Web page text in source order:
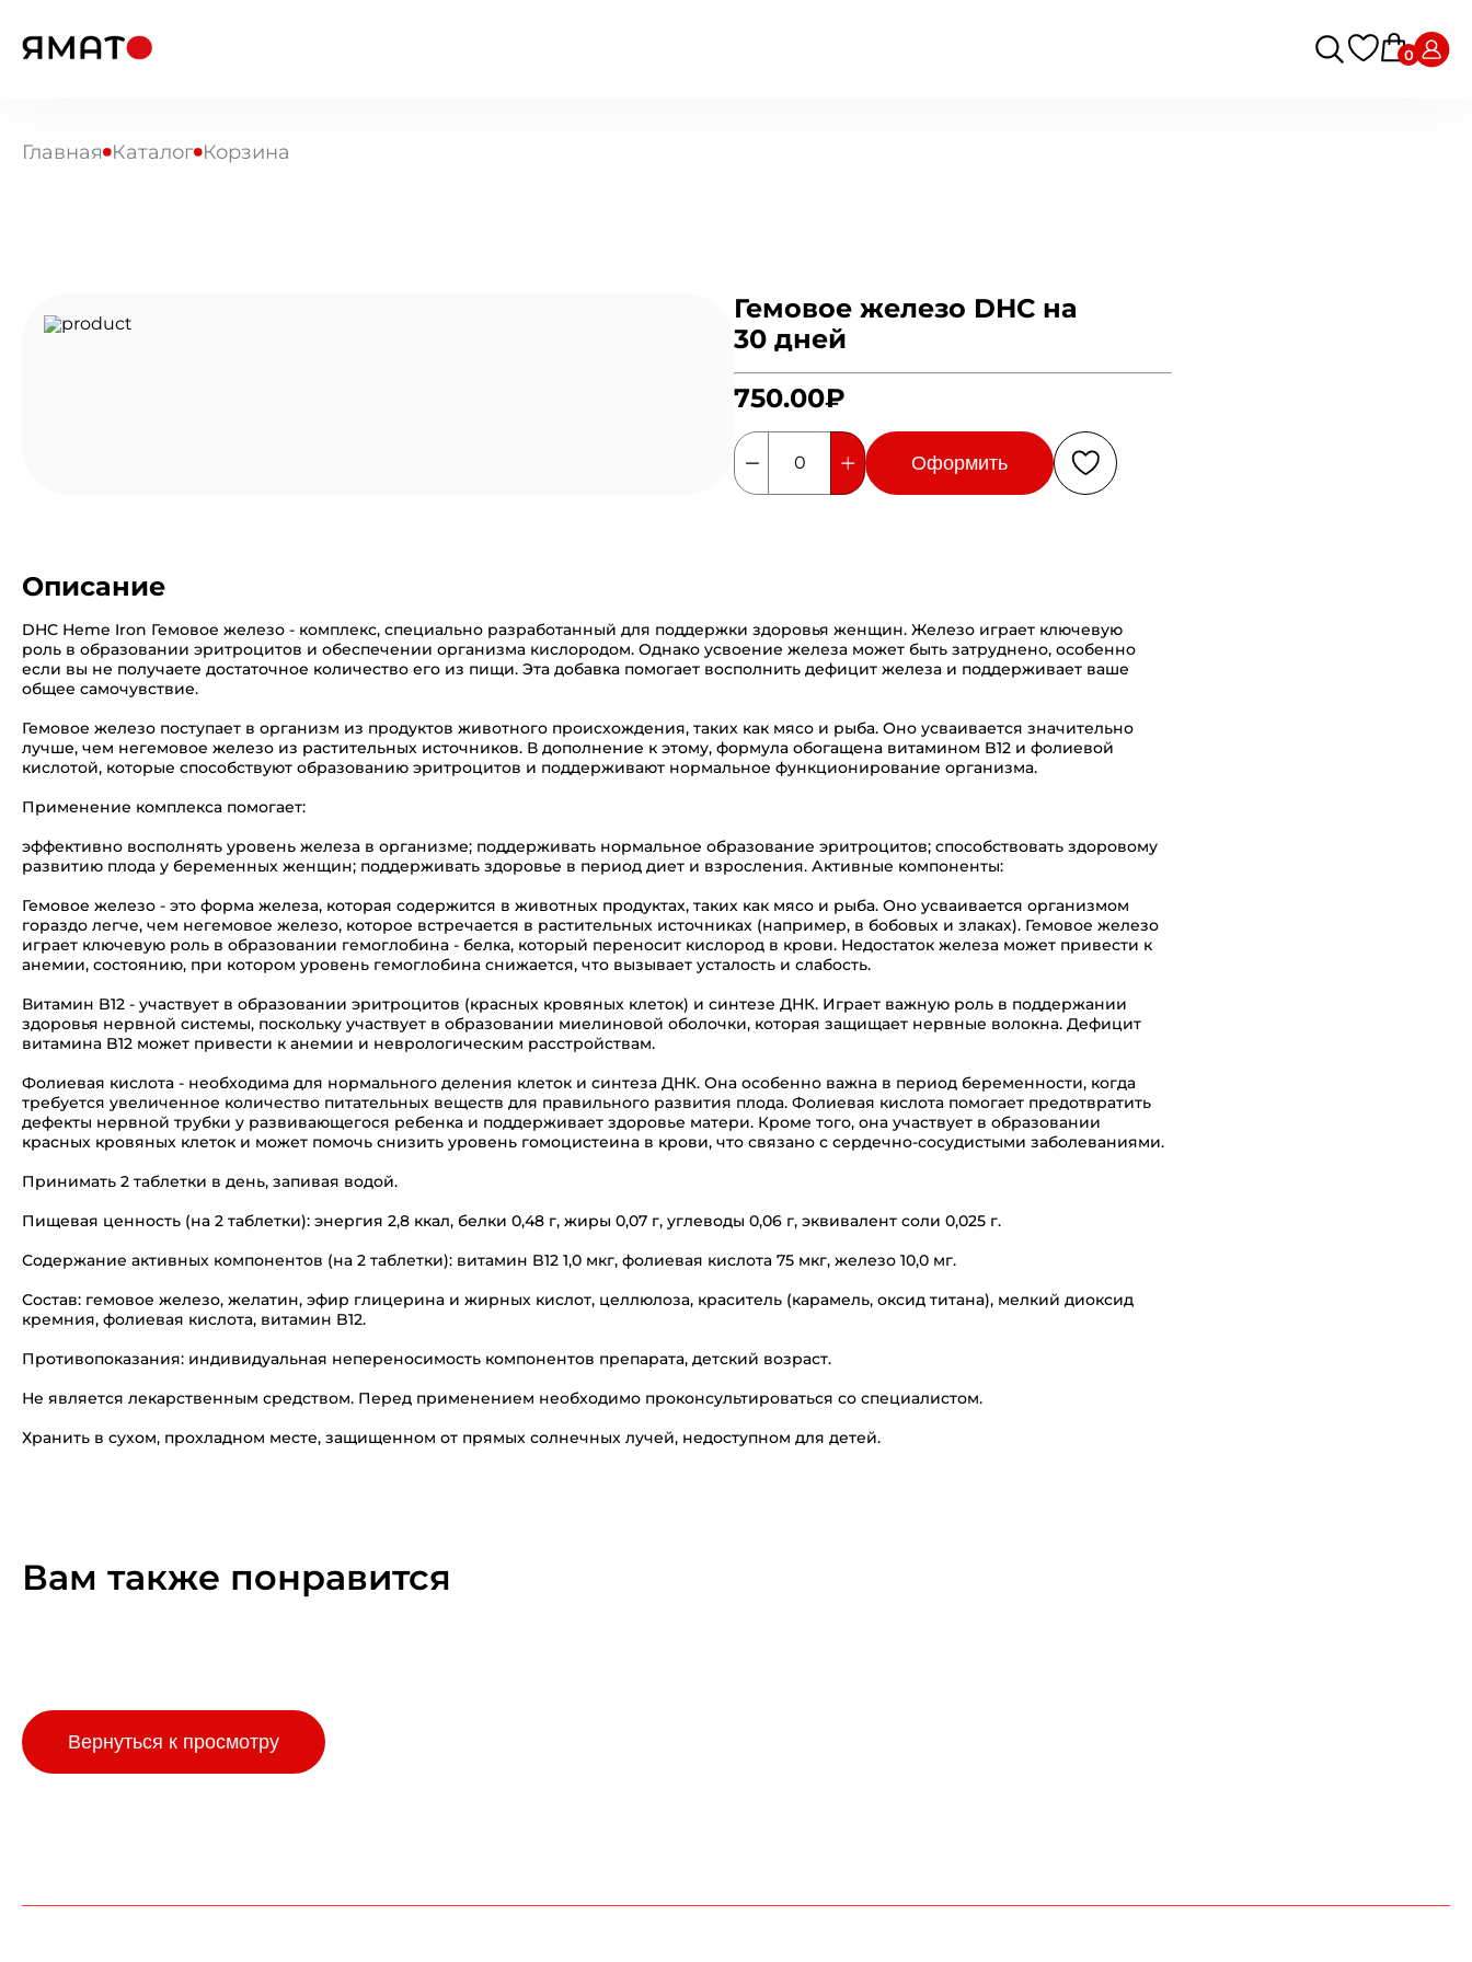
0
Главная Каталог Корзина
Гемовое железо DHC на
30 дней
750.00₽
0 Оформить
Описание
DHC Heme Iron Гемовое железо - комплекс, специально разработанный для поддержки здоровья женщин. Железо играет ключевую
роль в образовании эритроцитов и обеспечении организма кислородом. Однако усвоение железа может быть затруднено, особенно
если вы не получаете достаточное количество его из пищи. Эта добавка помогает восполнить дефицит железа и поддерживает ваше
общее самочувствие.
Гемовое железо поступает в организм из продуктов животного происхождения, таких как мясо и рыба. Оно усваивается значительно
лучше, чем негемовое железо из растительных источников. В дополнение к этому, формула обогащена витамином B12 и фолиевой
кислотой, которые способствуют образованию эритроцитов и поддерживают нормальное функционирование организма.
Применение комплекса помогает:
эффективно восполнять уровень железа в организме; поддерживать нормальное образование эритроцитов; способствовать здоровому
развитию плода у беременных женщин; поддерживать здоровье в период диет и взросления. Активные компоненты:
Гемовое железо - это форма железа, которая содержится в животных продуктах, таких как мясо и рыба. Оно усваивается организмом
гораздо легче, чем негемовое железо, которое встречается в растительных источниках (например, в бобовых и злаках). Гемовое железо
играет ключевую роль в образовании гемоглобина - белка, который переносит кислород в крови. Недостаток железа может привести к
анемии, состоянию, при котором уровень гемоглобина снижается, что вызывает усталость и слабость.
Витамин B12 - участвует в образовании эритроцитов (красных кровяных клеток) и синтезе ДНК. Играет важную роль в поддержании
здоровья нервной системы, поскольку участвует в образовании миелиновой оболочки, которая защищает нервные волокна. Дефицит
витамина B12 может привести к анемии и неврологическим расстройствам.
Фолиевая кислота - необходима для нормального деления клеток и синтеза ДНК. Она особенно важна в период беременности, когда
требуется увеличенное количество питательных веществ для правильного развития плода. Фолиевая кислота помогает предотвратить
дефекты нервной трубки у развивающегося ребенка и поддерживает здоровье матери. Кроме того, она участвует в образовании
красных кровяных клеток и может помочь снизить уровень гомоцистеина в крови, что связано с сердечно-сосудистыми заболеваниями.
Принимать 2 таблетки в день, запивая водой.
Пищевая ценность (на 2 таблетки): энергия 2,8 ккал, белки 0,48 г, жиры 0,07 г, углеводы 0,06 г, эквивалент соли 0,025 г.
Содержание активных компонентов (на 2 таблетки): витамин B12 1,0 мкг, фолиевая кислота 75 мкг, железо 10,0 мг.
Состав: гемовое железо, желатин, эфир глицерина и жирных кислот, целлюлоза, краситель (карамель, оксид титана), мелкий диоксид
кремния, фолиевая кислота, витамин B12.
Противопоказания: индивидуальная непереносимость компонентов препарата, детский возраст.
Не является лекарственным средством. Перед применением необходимо проконсультироваться со специалистом.
Хранить в сухом, прохладном месте, защищенном от прямых солнечных лучей, недоступном для детей.
Вам также понравится
Вернуться к просмотру